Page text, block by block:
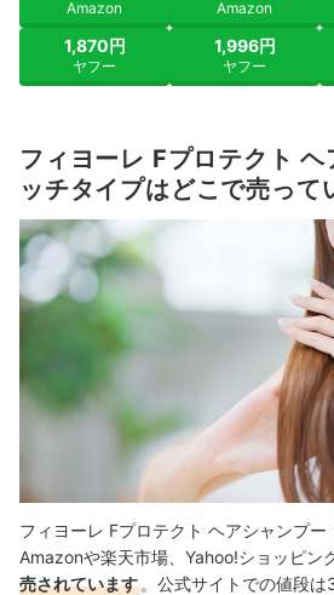
Amazon
1,870円
ヤフー
Amazon
1,996円
ヤフー
フィヨーレ Fプロテクト ヘ
ッチタイプはどこで売って
フィヨーレ Fプロテクト ヘアシャンプー
Amazonや楽天市場、Yahoo!ショッピン
売されています 。公式サイトでの値段は